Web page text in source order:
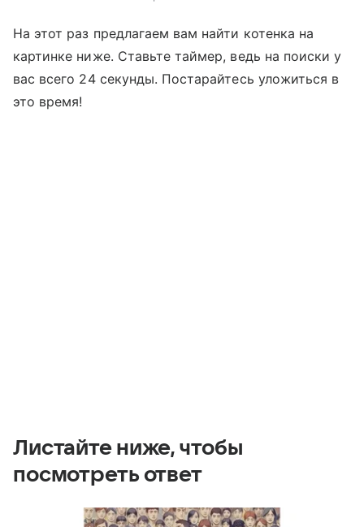
На этот раз предлагаем вам найти котенка на
картинке ниже. Ставьте таймер, ведь на поиски у
вас всего 24 секунды. Постарайтесь уложиться в
это время!
Листайте ниже, чтобы
посмотреть ответ